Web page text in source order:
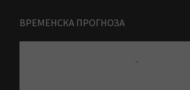
ВРЕМЕНСКА ПРОГНОЗА
-